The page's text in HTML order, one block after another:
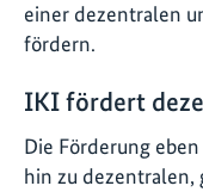
einer dezentralen
fördern.
IKI fördert
Die Förderung
hin zu dezentralen,